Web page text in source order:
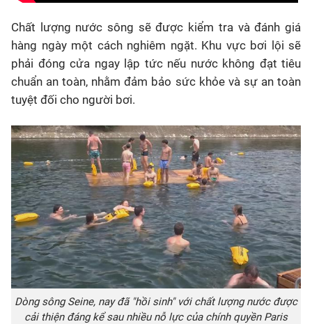
Chất lượng nước sông sẽ được kiểm tra và đánh giá
hàng ngày một cách nghiêm ngặt. Khu vực bơi lội sẽ
phải đóng cửa ngay lập tức nếu nước không đạt tiêu
chuẩn an toàn, nhằm đảm bảo sức khỏe và sự an toàn
tuyệt đối cho người bơi.
Dòng sông Seine, nay đã "hồi sinh" với chất lượng nước được
cải thiện đáng kể sau nhiều nỗ lực của chính quyền Paris